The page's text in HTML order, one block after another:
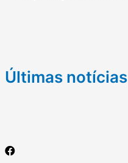
Últimas notícias